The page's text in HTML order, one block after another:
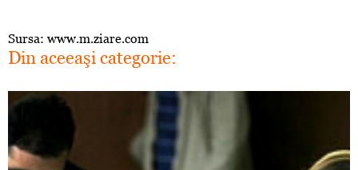
Sursa: www.m.ziare.com
Din aceeaşi categorie: